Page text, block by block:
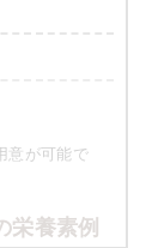
ニューによっ
での栄養価
意が可能で
栄養素例